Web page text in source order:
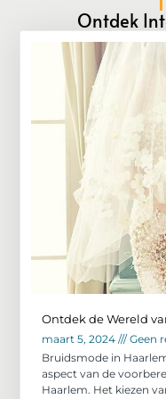
Ontdek
Ontdek de Wereld
maart 5, 2024
Geen
Bruidsmode in
aspect van de
Haarlem. Het kiezen